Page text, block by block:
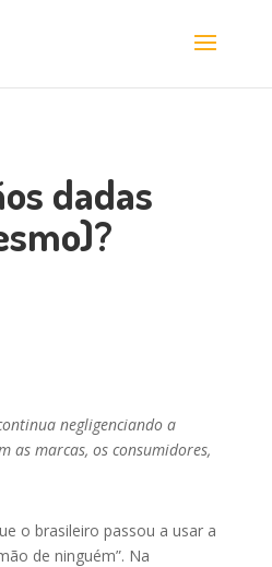
dadas
negligenciando a
as marcas, os consumidores,
o brasileiro passou a usar a
de ninguém”. Na